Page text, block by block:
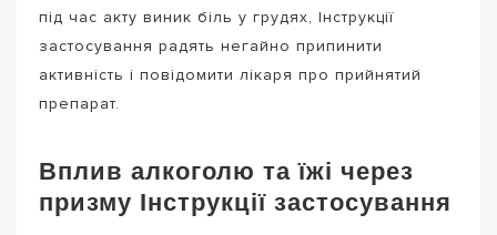
під час акту виник біль у грудях, Інструкції
застосування радять негайно припинити
активність і повідомити лікаря про прийнятий
препарат.
Вплив алкоголю та їжі через
призму Інструкції застосування